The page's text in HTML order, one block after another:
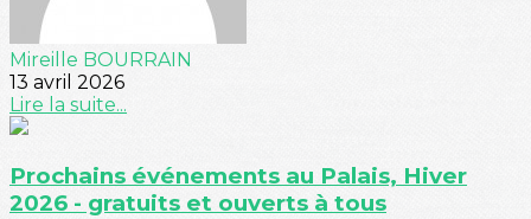
Mireille BOURRAIN
13 avril 2026
Lire la suite...
Prochains événements au Palais, Hiver
2026 - gratuits et ouverts à tous